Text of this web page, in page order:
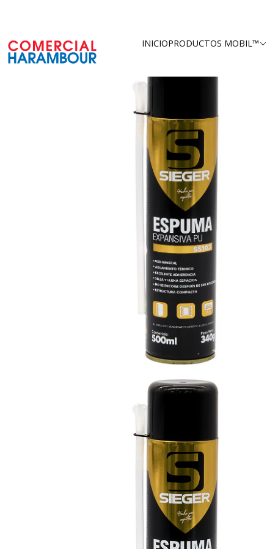
INICIOPRODUCTOS MOBIL™